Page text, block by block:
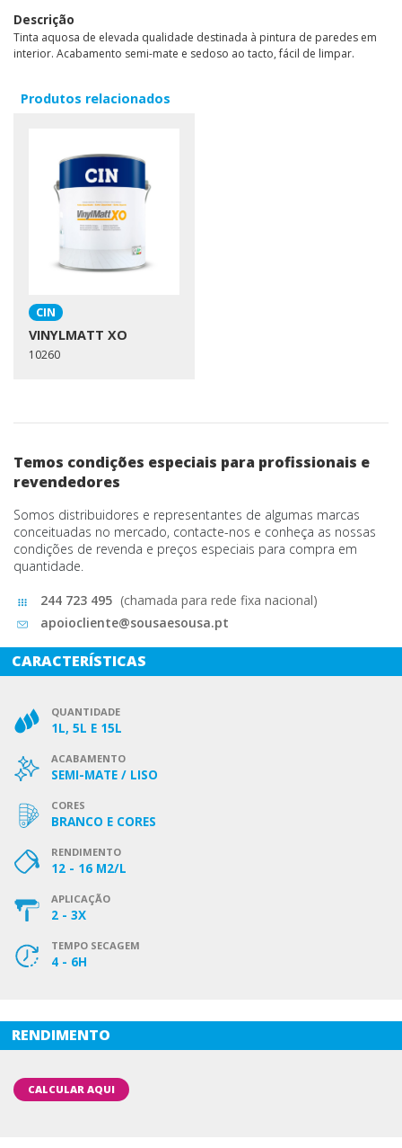
Descrição
Tinta aquosa de elevada qualidade destinada à pintura de paredes em
interior. Acabamento semi-mate e sedoso ao tacto, fácil de limpar.
Produtos relacionados
CIN
VINYLMATT XO
10260
Temos condições especiais para profissionais e
revendedores
Somos distribuidores e representantes de algumas marcas
conceituadas no mercado, contacte-nos e conheça as nossas
condições de revenda e preços especiais para compra em
quantidade.
244 723 495 (chamada para rede fixa nacional)
apoiocliente@sousaesousa.pt
CARACTERÍSTICAS
QUANTIDADE
1L, 5L E 15L
ACABAMENTO
SEMI-MATE / LISO
CORES
BRANCO E CORES
RENDIMENTO
12 - 16 M2/L
APLICAÇÃO
2 - 3X
TEMPO SECAGEM
4 - 6H
RENDIMENTO
CALCULAR AQUI